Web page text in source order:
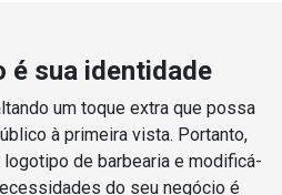
é sua identidade
um toque extra que possa
à primeira vista. Portanto,
de barbearia e modificá-
do seu negócio é